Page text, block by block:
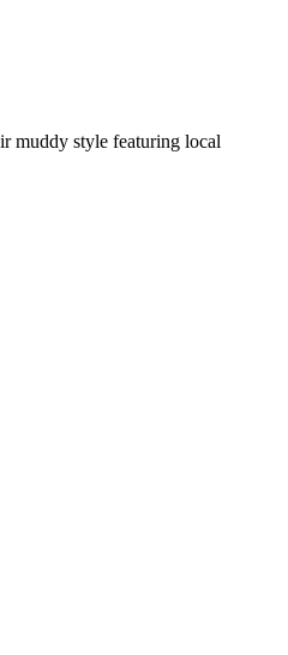
muddy style featuring local